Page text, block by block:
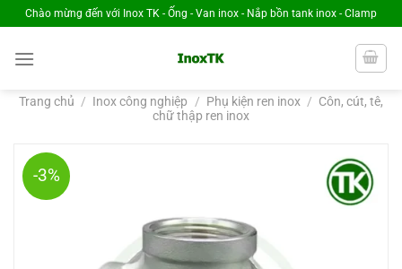
Chuyển
đến
nội
Chào mừng đến với Inox TK - Ống - Van inox - Nắp bồn tank inox - Clamp
Trang chủ / Inox công nghiệp / Phụ kiện ren inox / Côn, cút, tê,
chữ thập ren inox
-3%